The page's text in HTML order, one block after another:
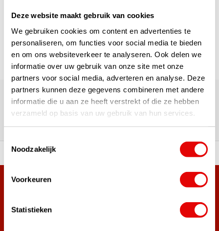
Deze website maakt gebruik van cookies
We gebruiken cookies om content en advertenties te
personaliseren, om functies voor social media te bieden
en om ons websiteverkeer te analyseren. Ook delen we
informatie over uw gebruik van onze site met onze
partners voor social media, adverteren en analyse. Deze
partners kunnen deze gegevens combineren met andere
informatie die u aan ze heeft verstrekt of die ze hebben
verzameld op basis van uw gebruik van hun services.
Toestemmingsselectie
Noodzakelijk
Voorkeuren
Statistieken
180.000+ Klanten | 5.000+ Reviews | Trusted Shops, TrustPilot,
Google
Reviews: Onze klanten aan het
woord
A-merken! Vóór 15:00 besteld,
Meer dan 38.000 klanten hebben zich al
Word ook lid van de nieuwsbrief en mis nooit meer de beste